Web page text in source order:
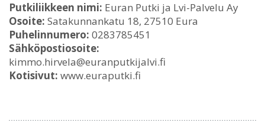
Putkiliikkeen nimi: Euran Putki ja Lvi-Palvelu Ay
Osoite: Satakunnankatu 18, 27510 Eura
Puhelinnumero: 0283785451
Sähköpostiosoite:
kimmo.hirvela@euranputkijalvi.fi
Kotisivut: www.euraputki.fi